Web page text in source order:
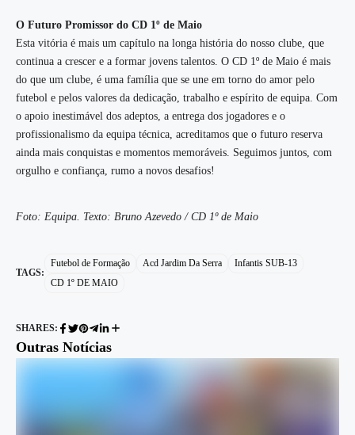
O Futuro Promissor do CD 1º de Maio
Esta vitória é mais um capítulo na longa história do nosso clube, que
continua a crescer e a formar jovens talentos. O CD 1º de Maio é mais
do que um clube, é uma família que se une em torno do amor pelo
futebol e pelos valores da dedicação, trabalho e espírito de equipa. Com
o apoio inestimável dos adeptos, a entrega dos jogadores e o
profissionalismo da equipa técnica, acreditamos que o futuro reserva
ainda mais conquistas e momentos memoráveis. Seguimos juntos, com
orgulho e confiança, rumo a novos desafios!
Foto: Equipa. Texto: Bruno Azevedo / CD 1º de Maio
TAGS:
Futebol de Formação Acd Jardim Da Serra
Infantis SUB-13
CD 1º DE MAIO
SHARES:
Outras Notícias